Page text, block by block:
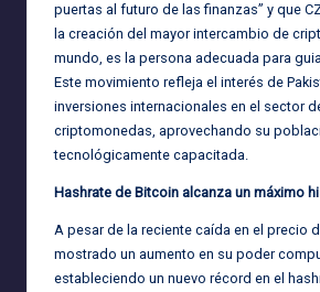
puertas al futuro de las finanzas” y que
la creación del mayor intercambio de
mundo, es la persona adecuada para
Este movimiento refleja el interés de
inversiones internacionales en el sector
criptomonedas, aprovechando su
tecnológicamente capacitada.
Hashrate de Bitcoin alcanza un máximo
A pesar de la reciente caída en el precio
mostrado un aumento en su poder
estableciendo un nuevo récord en el